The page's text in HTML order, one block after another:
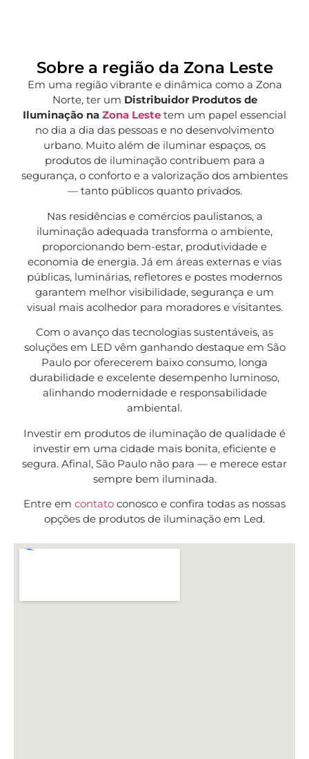
Sobre a região da Zona Leste
Em uma região vibrante e dinâmica como a Zona
Norte, ter um Distribuidor Produtos de
Iluminação na Zona Leste tem um papel essencial
no dia a dia das pessoas e no desenvolvimento
urbano. Muito além de iluminar espaços, os
produtos de iluminação contribuem para a
segurança, o conforto e a valorização dos ambientes
— tanto públicos quanto privados.
Nas residências e comércios paulistanos, a
iluminação adequada transforma o ambiente,
proporcionando bem-estar, produtividade e
economia de energia. Já em áreas externas e vias
públicas, luminárias, refletores e postes modernos
garantem melhor visibilidade, segurança e um
visual mais acolhedor para moradores e visitantes.
Com o avanço das tecnologias sustentáveis, as
soluções em LED vêm ganhando destaque em São
Paulo por oferecerem baixo consumo, longa
durabilidade e excelente desempenho luminoso,
alinhando modernidade e responsabilidade
ambiental.
Investir em produtos de iluminação de qualidade é
investir em uma cidade mais bonita, eficiente e
segura. Afinal, São Paulo não para — e merece estar
sempre bem iluminada.
Entre em contato conosco e confira todas as nossas
opções de produtos de iluminação em Led.